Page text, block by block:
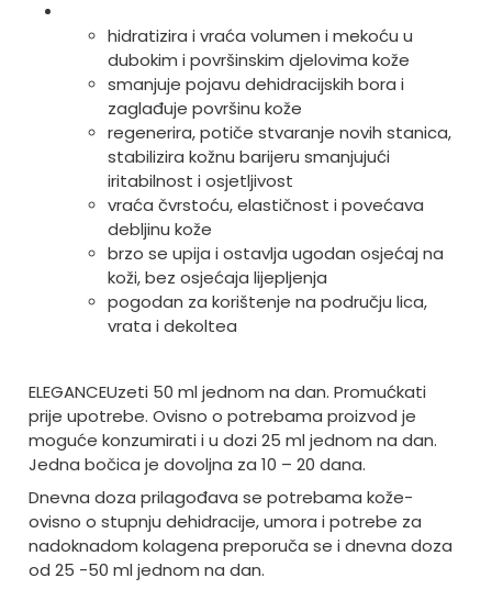
hidratizira i vraća volumen i mekoću u
dubokim i površinskim djelovima kože
smanjuje pojavu dehidracijskih bora i
zaglađuje površinu kože
regenerira, potiče stvaranje novih stanica,
stabilizira kožnu barijeru smanjujući
iritabilnost i osjetljivost
vraća čvrstoću, elastičnost i povećava
debljinu kože
brzo se upija i ostavlja ugodan osjećaj na
koži, bez osjećaja lijepljenja
pogodan za korištenje na području lica,
vrata i dekoltea
ELEGANCEUzeti 50 ml jednom na dan. Promućkati
prije upotrebe. Ovisno o potrebama proizvod je
moguće konzumirati i u dozi 25 ml jednom na dan.
Jedna bočica je dovoljna za 10 – 20 dana.
Dnevna doza prilagođava se potrebama kože-
ovisno o stupnju dehidracije, umora i potrebe za
nadoknadom kolagena preporuča se i dnevna doza
od 25 -50 ml jednom na dan.